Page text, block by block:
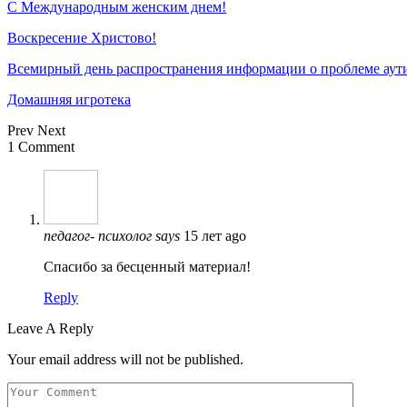
С Международным женским днем!
Воскресение Xристово!
Всемирный день распространения информации о проблеме
Домашняя игротека
Prev Next
1 Comment
педагог- психолог says 15 лет ago
Спасибо за бесценный материал!
Reply
Leave A Reply
Your email address will not be published.